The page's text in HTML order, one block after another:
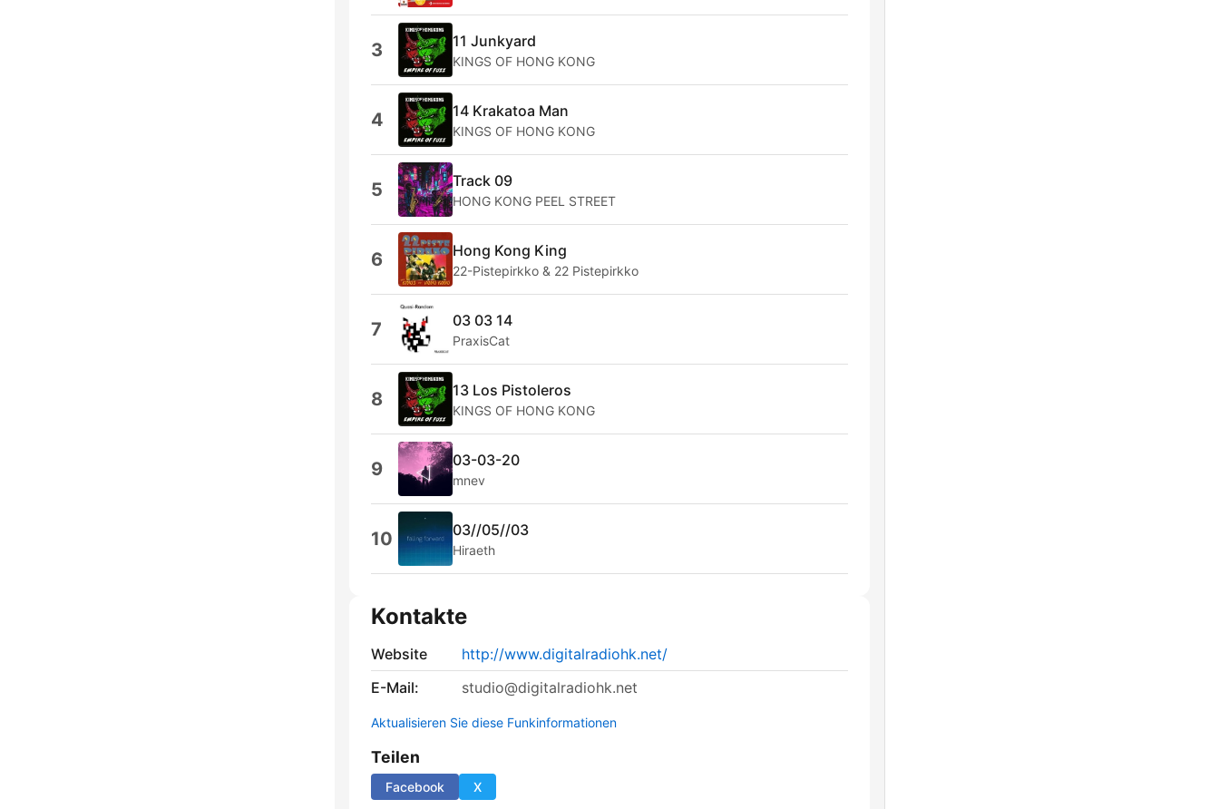
3 11 Junkyard
KINGS OF HONG KONG
4 14 Krakatoa Man
KINGS OF HONG KONG
5 Track 09
HONG KONG PEEL STREET
6 Hong Kong King
22-Pistepirkko & 22 Pistepirkko
7 03 03 14
PraxisCat
8 13 Los Pistoleros
KINGS OF HONG KONG
9 03-03-20
mnev
10 03//05//03
Hiraeth
Kontakte
Website
http://www.digitalradiohk.net/
E-Mail:
studio@digitalradiohk.net
Aktualisieren Sie diese Funkinformationen
Teilen
Facebook X